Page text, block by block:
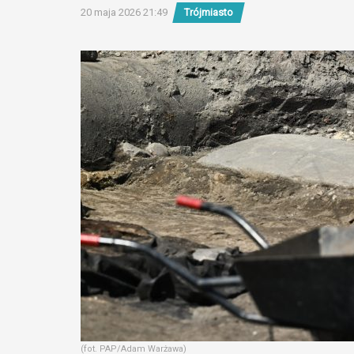
20 maja 2026 21:49 Trójmiasto
(fot. PAP/Adam Warżawa)